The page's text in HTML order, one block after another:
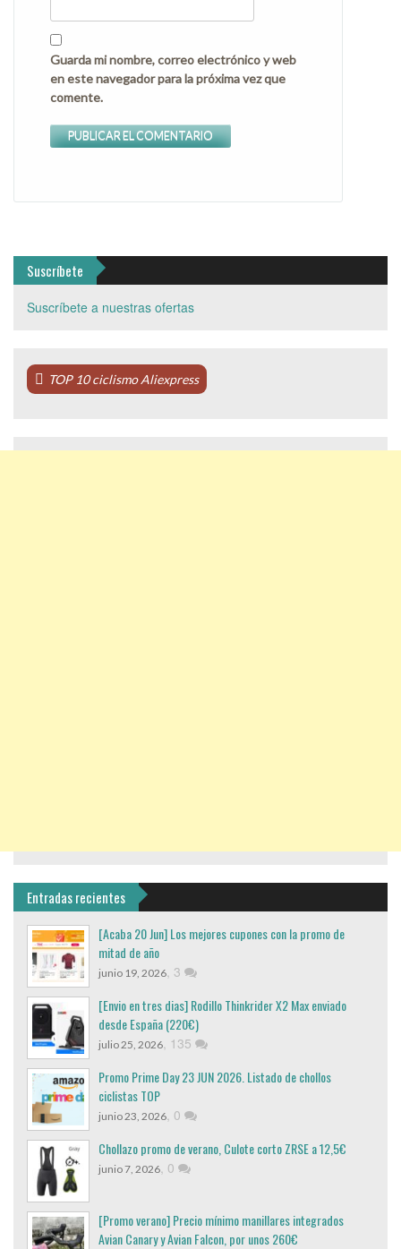
Guarda mi nombre, correo electrónico y web
en este navegador para la próxima vez que
comente.
Suscríbete
Suscríbete a nuestras ofertas
TOP 10 ciclismo Aliexpress
Entradas recientes
[Acaba 20 Jun] Los mejores cupones con la promo de
mitad de año
junio 19, 2026, 3
[Envio en tres dias] Rodillo Thinkrider X2 Max enviado
desde España (220€)
julio 25, 2026, 135
Promo Prime Day 23 JUN 2026. Listado de chollos
ciclistas TOP
junio 23, 2026, 0
Chollazo promo de verano, Culote corto ZRSE a 12,5€
junio 7, 2026, 0
[Promo verano] Precio mínimo manillares integrados
Avian Canary y Avian Falcon, por unos 260€